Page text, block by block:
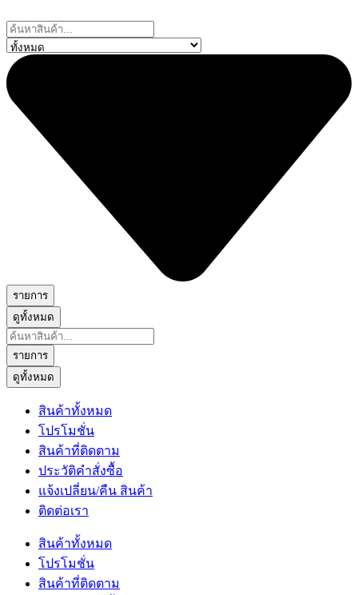
to
content
Search
...
รายการ
ดูทั้งหมด
Search
...
รายการ
ดูทั้งหมด
สินค้าทั้งหมด
โปรโมชั่น
สินค้าที่ติดตาม
ประวัติคำสั่งซื้อ
แจ้งเปลี่ยน/คืน สินค้า
ติดต่อเรา
สินค้าทั้งหมด
โปรโมชั่น
สินค้าที่ติดตาม